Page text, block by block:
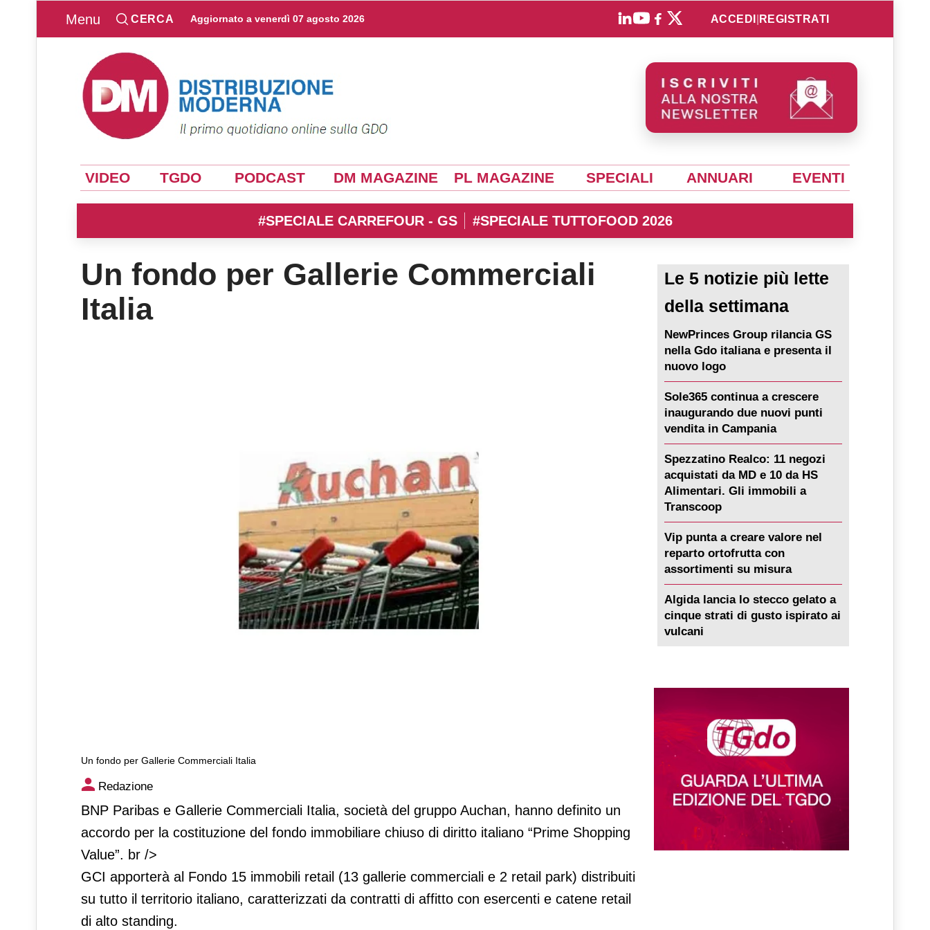
Menu CERCA Aggiornato a venerdì 07 agosto 2026 ACCEDI REGISTRATI
VIDEO TGDO PODCAST DM MAGAZINE PL MAGAZINE SPECIALI ANNUARI EVENTI
#SPECIALE CARREFOUR - GS #SPECIALE TUTTOFOOD 2026
Un fondo per Gallerie Commerciali
Italia
Un fondo per Gallerie Commerciali Italia
Un fondo per Gallerie Commerciali Italia
Redazione
BNP Paribas e Gallerie Commerciali Italia, società del gruppo Auchan, hanno definito un
accordo per la costituzione del fondo immobiliare chiuso di diritto italiano “Prime Shopping
Value”. br />
GCI apporterà al Fondo 15 immobili retail (13 gallerie commerciali e 2 retail park) distribuiti
su tutto il territorio italiano, caratterizzati da contratti di affitto con esercenti e catene retail
di alto standing.
Le 5 notizie più lette
della settimana
NewPrinces Group rilancia GS
nella Gdo italiana e presenta il
nuovo logo
Sole365 continua a crescere
inaugurando due nuovi punti
vendita in Campania
Spezzatino Realco: 11 negozi
acquistati da MD e 10 da HS
Alimentari. Gli immobili a
Transcoop
Vip punta a creare valore nel
reparto ortofrutta con
assortimenti su misura
Algida lancia lo stecco gelato a
cinque strati di gusto ispirato ai
vulcani